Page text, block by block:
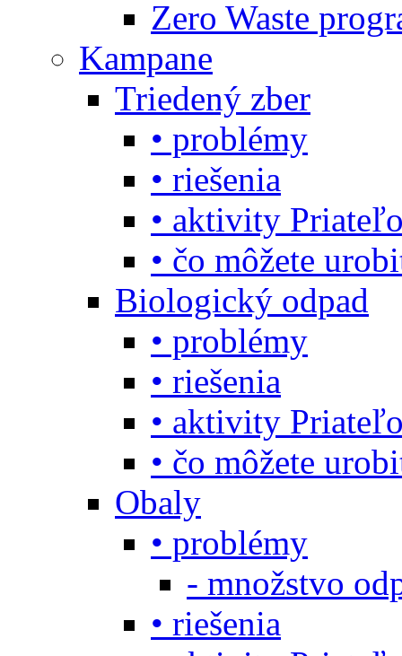
Zero Waste
Kampane
Triedený zber
• problémy
• riešenia
• aktivity
• čo môžete
Biologický odpad
• problémy
• riešenia
• aktivity
• čo môžete
Obaly
• problémy
- množstvo
• riešenia